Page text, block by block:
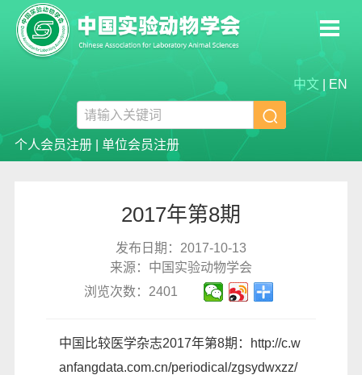
中文 EN

个人会员注册| 单位会员注册
2017年第8期
发布日期：2017-10-13
来源：中国实验动物学会
浏览次数：2401
中国比较医学杂志2017年第8期：
http://c.w
anfangdata.com.cn/periodical/zgsydwxzz/